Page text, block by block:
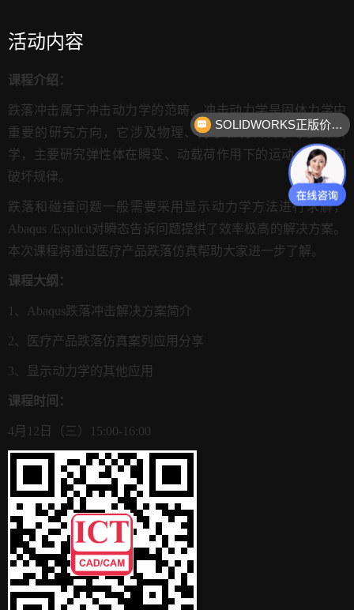
活动内容
课程介绍：
跌落冲击属于冲击动力学的范畴。冲击动力学是固体力学中
重要的研究方向，它涉及物理、力学和材料科学等多种科
学，主要研究弹性体在瞬变、动载荷作用下的运动、变形和
破坏规律。
跌落和碰撞问题一般需要采用显示动力学方法进行求解，
Abaqus /Explicit对瞬态告诉问题提供了效率极高的解决方案。
本次课程将通过医疗产品跌落仿真帮助大家进一步了解。
课程大纲：
1、Abaqus跌落冲击解决方案简介
2、医疗产品跌落仿真案列应用分享
3、显示动力学的其他应用
课程时间：
4月12日（三）15:00-16:00
SOLIDWORKS正版价格？